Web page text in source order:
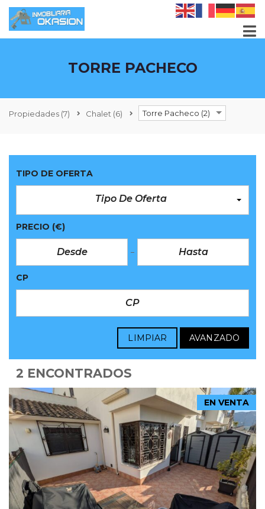
TORRE PACHECO
Propiedades (7) Chalet (6) Torre Pacheco (2)
TIPO DE OFERTA
Tipo De Oferta
PRECIO (€)
CP
LIMPIAR AVANZADO
2 ENCONTRADOS
EN VENTA